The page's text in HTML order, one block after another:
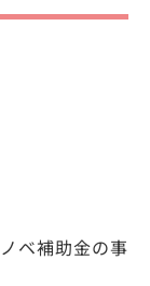
ベ補助金の事